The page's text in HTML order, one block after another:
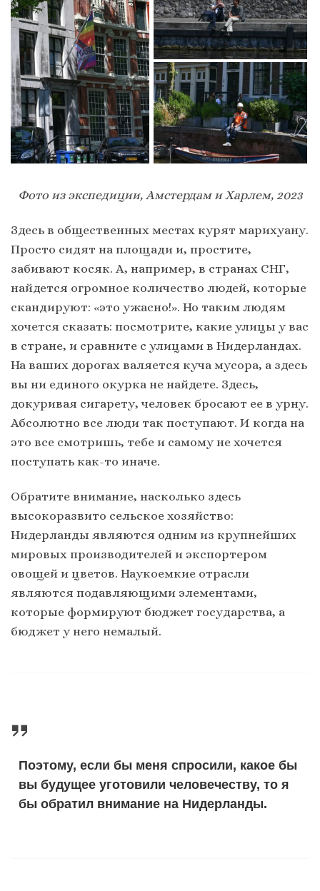
Фото из экспедиции, Амстердам и Харлем, 2023
Здесь в общественных местах курят марихуану.
Просто сидят на площади и, простите,
забивают косяк. А, например, в странах СНГ,
найдется огромное количество людей, которые
скандируют: «это ужасно!». Но таким людям
хочется сказать: посмотрите, какие улицы у вас
в стране, и сравните с улицами в Нидерландах.
На ваших дорогах валяется куча мусора, а здесь
вы ни единого окурка не найдете. Здесь,
докуривая сигарету, человек бросают ее в урну.
Абсолютно все люди так поступают. И когда на
это все смотришь, тебе и самому не хочется
поступать как-то иначе.
Обратите внимание, насколько здесь
высокоразвито сельское хозяйство:
Нидерланды являются одним из крупнейших
мировых производителей и экспортером
овощей и цветов. Наукоемкие отрасли
являются подавляющими элементами,
которые формируют бюджет государства, а
бюджет у него немалый.
Поэтому, если бы меня спросили, какое бы
вы будущее уготовили человечеству, то я
бы обратил внимание на Нидерланды.